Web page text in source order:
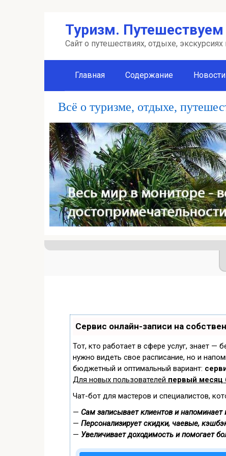
Туризм.
Сайт о путешествиях, отдыхе,
Главная Содержание Новости
Всё о туризме, отдыхе,
Сервис онлайн-записи на
Тот, кто работает в сфере услуг, знает —
нужно видеть свое расписание, но и
бюджетный и оптимальный вариант:
Для новых пользователей первый месяц
Чат-бот для мастеров и специалистов,
— Сам записывает клиентов и напоминает
— Персонализирует скидки, чаевые,
— Увеличивает доходимость и помогает